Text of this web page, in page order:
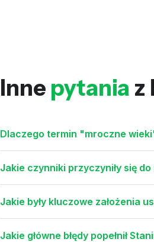
Inne pytania z
Dlaczego termin "mroczne
Jakie czynniki przyczyniły się
Jakie były kluczowe założenia
Jakie główne błędy popełnił